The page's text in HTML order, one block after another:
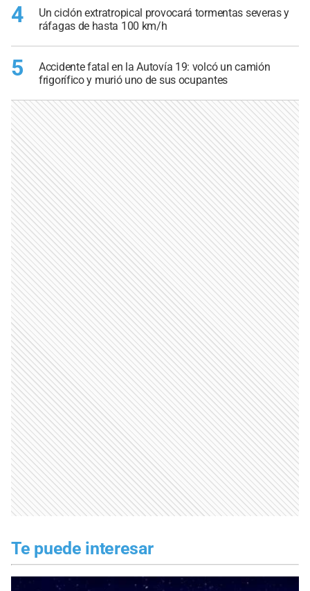
4
Un ciclón extratropical provocará tormentas severas y
ráfagas de hasta 100 km/h
5
Accidente fatal en la Autovía 19: volcó un camión
frigorífico y murió uno de sus ocupantes
Te puede interesar